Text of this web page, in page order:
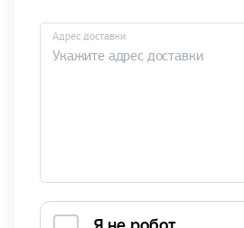
Адрес доставки